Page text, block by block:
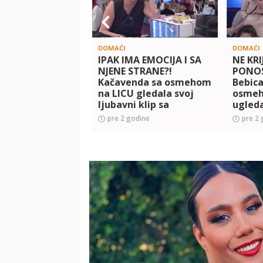
DOMAĆI
IPAK IMA EMOCIJA I SA
NJENE STRANE?!
Kačavenda sa osmehom
na LICU gledala svoj
ljubavni klip sa
Samirom, on nije krio
ODUŠEVLJENJE! (VIDEO)
pre 2 godine
DOMAĆI
NE
pre 2